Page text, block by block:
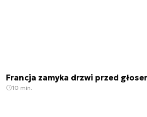
Francja zamyka drzwi przed
10 min.